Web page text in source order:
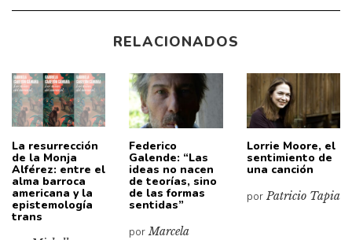
RELACIONADOS
La resurrección
de la Monja
Alférez: entre el
alma barroca
americana y la
epistemología
trans
Federico
Galende: “Las
ideas no nacen
de teorías, sino
de las formas
sentidas”
porMarcela
Lorrie Moore, el
sentimiento de
una canción
porPatricio Tapia